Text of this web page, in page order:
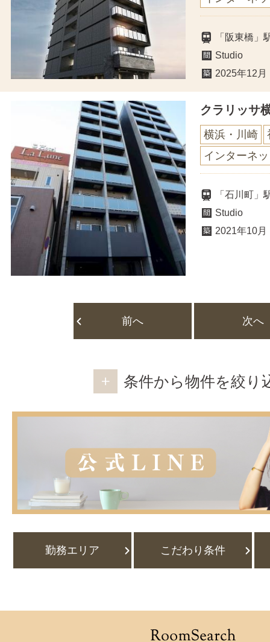
「阪東橋
Studio
2025年12月
クラリッサ
横浜・川崎
インターネ
「石川町
Studio
2021年10月
前へ 次へ
条件から物件を絞り
勤務エリア こだわり条件